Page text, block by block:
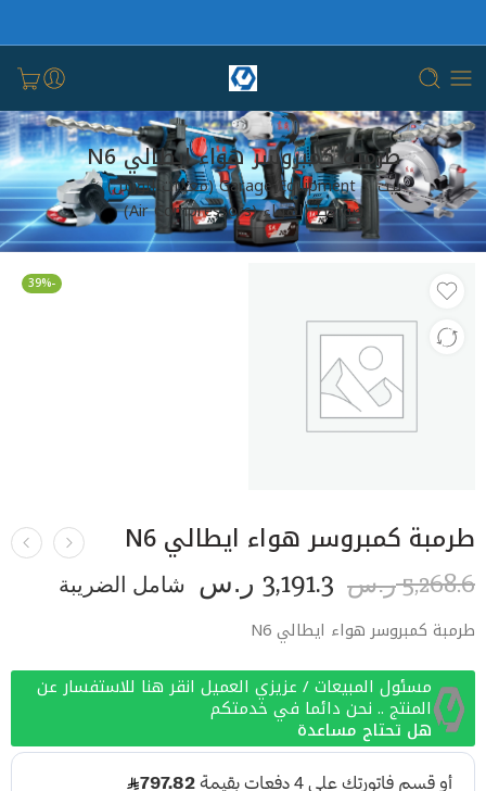
طرمبة كمبروسر هواء ايطالي N6
بيت
Garage Equipment (معدات الورش)
ضواغط الهواء (Air Compressors)
-39%
طرمبة كمبروسر هواء ايطالي N6
5,268.6 ر.س 3,191.3 ر.س شامل الضريبة
طرمبة كمبروسر هواء ايطالي N6
مسئول المبيعات / عزيزي العميل انقر هنا للاستفسار عن
المنتج .. نحن دائما في خدمتكم
هل تحتاج مساعدة